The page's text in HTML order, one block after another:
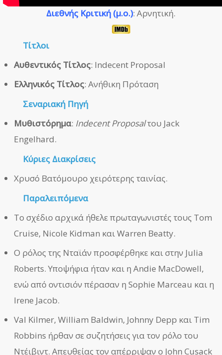
Διεθνής Κριτική (μ.ο.): Αρνητική.
Τίτλοι
Αυθεντικός Τίτλος: Indecent Proposal
Ελληνικός Τίτλος: Ανήθικη Πρόταση
Σεναριακή Πηγή
Μυθιστόρημα: Indecent Proposalτου Jack
Engelhard.
Κύριες Διακρίσεις
Χρυσό Βατόμουρο χειρότερης ταινίας.
Παραλειπόμενα
Το σχέδιο αρχικά ήθελε πρωταγωνιστές τους Tom
Cruise, Nicole Kidman και Warren Beatty.
Ο ρόλος της Νταϊάν προσφέρθηκε και στην Julia
Roberts. Υποψήφια ήταν και η Andie MacDowell,
ενώ από οντισιόν πέρασαν η Sophie Marceau και η
Irene Jacob.
Val Kilmer, William Baldwin, Johnny Depp και Tim
Robbins ήρθαν σε συζητήσεις για τον ρόλο του
Ντέιβιντ. Απευθείας τον απέρριψαν ο John Cusack